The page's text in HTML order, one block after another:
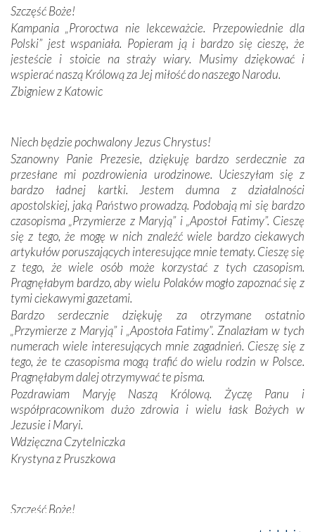
Podczas tej kilkudniowej wyprawy na każdym kroku
spotykaliśmy się z serdeczną otwartością
Portugalczyków. Podziwialiśmy ich ludową sztukę i
zwyczaje. Mimo że nasze kraje są od siebie bardzo
oddalone, w żaden sposób nie czuliśmy się obco.
Sprawiła to oczywiście sama Matka Boża, ale też
kulturowa bliskość biorąca swój początek w naszej
mieliśmy okazję przekonać się, że Maryja swoją opieką
otacza nie tylko nasz naród, lecz wszystkie nacje, które
się Jej ufnie oddają, a także każdą osobę, która zawierza
Jej siebie oraz swych bliskich.
Dzieje Portugalii to również historia wierności Bogu i
odstępstw, także w życiu władców. Trudne momenty w
wymiarze tak osobistym, jak i zbiorowym, przypominają o
konieczności ciągłego zabiegania o własną duszę i o łaskę
Opatrzności. Wierność przynosi pomyślność –
przynajmniej w życiu duchowym. Odstępstwo owocuje
nieszczęściem i śmiercią. Te uniwersalne prawdy
przychodziły na myśl, gdy słuchaliśmy opowieści
przewodników o portugalskich monarchach i wodzach,
zwycięskich bitwach i nieszczęśliwych losach grzesznych
kochanków.
Byli tym razem pośród Apostołów Fatimy reprezentanci
każdego spośród żyjących pokoleń. Najmłodszy uczestnik
liczył sobie 13 lat, zaś senior, pan Zdzisław – już 94.
Całe życie marzyłem, by tu przyjechać
Nasza pielgrzymka nie byłaby tak bogata w duchową treść
Szczęść Boże!
Kampania „Proroctwa nie lekceważcie. Przepowiednie dla
Polski” jest wspaniała. Popieram ją i bardzo się cieszę, że
jesteście i stoicie na straży wiary. Musimy dziękować i
wspierać naszą Królową za Jej miłość do naszego Narodu.
Zbigniew z Katowic
Niech będzie pochwalony Jezus Chrystus!
Szanowny Panie Prezesie, dziękuję bardzo serdecznie za
przesłane mi pozdrowienia urodzinowe. Ucieszyłam się z
bardzo ładnej kartki. Jestem dumna z działalności
apostolskiej, jaką Państwo prowadzą. Podobają mi się bardzo
czasopisma „Przymierze z Maryją” i „Apostoł Fatimy”. Cieszę
się z tego, że mogę w nich znaleźć wiele bardzo ciekawych
artykułów poruszających interesujące mnie tematy. Cieszę się
z tego, że wiele osób może korzystać z tych czasopism.
Pragnęłabym bardzo, aby wielu Polaków mogło zapoznać się z
tymi ciekawymi gazetami.
Bardzo serdecznie dziękuję za otrzymane ostatnio
„Przymierze z Maryją” i „Apostoła Fatimy”. Znalazłam w tych
numerach wiele interesujących mnie zagadnień. Cieszę się z
tego, że te czasopisma mogą trafić do wielu rodzin w Polsce.
Pragnęłabym dalej otrzymywać te pisma.
Pozdrawiam Maryję Naszą Królową. Życzę Panu i
współpracownikom dużo zdrowia i wielu łask Bożych w
Jezusie i Maryi.
Wdzięczna Czytelniczka
Krystyna z Pruszkowa
Szczęść Boże!